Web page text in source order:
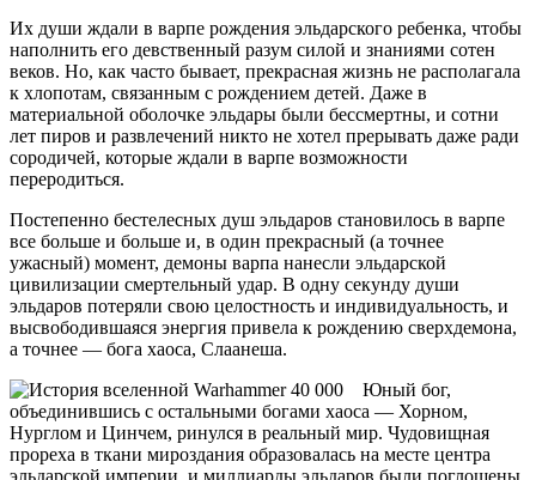
Их души ждали в варпе рождения эльдарского ребенка, чтобы
наполнить его девственный разум силой и знаниями сотен
веков. Но, как часто бывает, прекрасная жизнь не располагала
к хлопотам, связанным с рождением детей. Даже в
материальной оболочке эльдары были бессмертны, и сотни
лет пиров и развлечений никто не хотел прерывать даже ради
сородичей, которые ждали в варпе возможности
переродиться.
Постепенно бестелесных душ эльдаров становилось в варпе
все больше и больше и, в один прекрасный (а точнее
ужасный) момент, демоны варпа нанесли эльдарской
цивилизации смертельный удар. В одну секунду души
эльдаров потеряли свою целостность и индивидуальность, и
высвободившаяся энергия привела к рождению сверхдемона,
а точнее — бога хаоса, Слаанеша.
Юный бог,
объединившись с остальными богами хаоса — Хорном,
Нурглом и Цинчем, ринулся в реальный мир. Чудовищная
прореха в ткани мироздания образовалась на месте центра